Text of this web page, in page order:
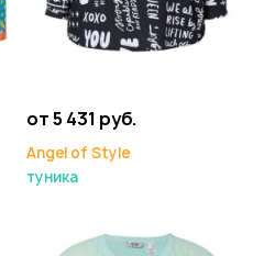
от 5 431 руб.
Angel of Style
туника